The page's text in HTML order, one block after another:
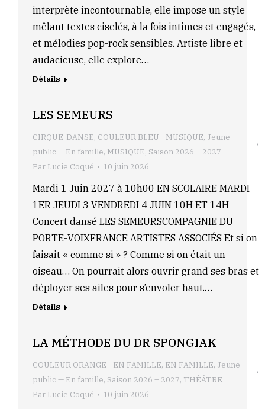
interprète incontournable, elle impose un style
mêlant textes ciselés, à la fois intimes et engagés,
et mélodies pop-rock sensibles. Artiste libre et
audacieuse, elle explore…
Détails
LES SEMEURS
CIRQUE-DANSE, COULEUR BLEU - MUSIQUE, Jeune
public — En famille, MUSIQUE, Saison 2026 – 2027
Par Lucie Coqué 10 juin 2026
Mardi 1 Juin 2027 à 10h00 EN SCOLAIRE MARDI
1ER JEUDI 3 VENDREDI 4 JUIN 10H ET 14H
Concert dansé LES SEMEURSCOMPAGNIE DU
PORTE-VOIXFRANCE ARTISTES ASSOCIÉS Et si on
faisait « comme si » ? Comme si on était un
oiseau… On pourrait alors ouvrir grand ses bras et
déployer ses ailes pour s’envoler haut.…
Détails
LA MÉTHODE DU DR SPONGIAK
COULEUR ORANGE - EN FAMILLE, EN FAMILLE, Jeune
public — En famille, Saison 2026 – 2027, THÉÂTRE
Par Lucie Coqué 10 juin 2026